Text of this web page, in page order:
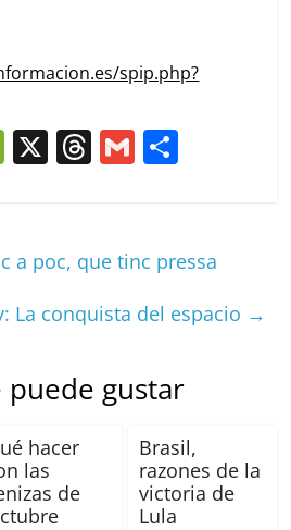
spip.php?
W
h
at
X T
a
s
G
l p
tir
a poc, que tinc pressa
La conquista del espacio →
puede gustar
hacer
las
de
Brasil,
razones de la
victoria de
Lula